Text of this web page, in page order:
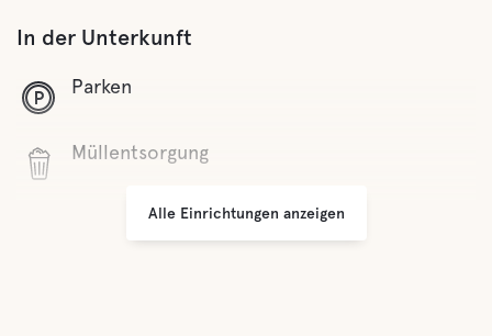
In der Unterkunft
Parken
Müllentsorgung
Alle Einrichtungen anzeigen